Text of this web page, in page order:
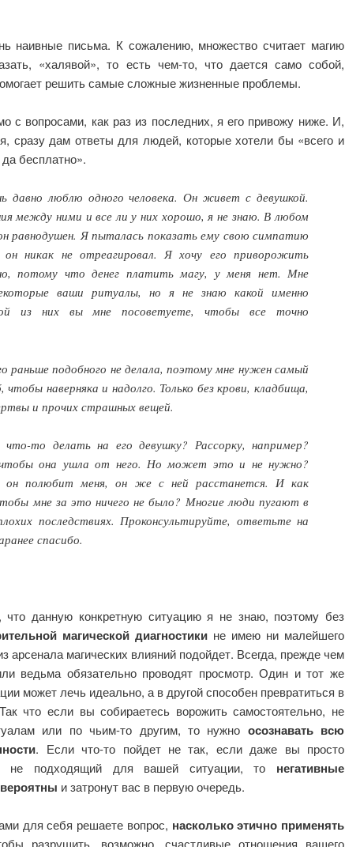
наивные письма. К сожалению, множество считает магию
«халявой», то есть чем-то, что дается само собой,
решить самые сложные жизненные проблемы.
с вопросами, как раз из последних, я его привожу ниже. И,
сразу дам ответы для людей, которые хотели бы «всего и
бесплатно».
давно люблю одного человека. Он живет с девушкой.
между ними и все ли у них хорошо, я не знаю. В любом
равнодушен. Я пыталась показать ему свою симпатию
никак не отреагировал. Я хочу его приворожить
потому что денег платить магу, у меня нет. Мне
ваши ритуалы, но я не знаю какой именно
из них вы мне посоветуете, чтобы все точно
раньше подобного не делала, поэтому мне нужен самый
чтобы наверняка и надолго. Только без крови, кладбища,
и прочих страшных вещей.
то делать на его девушку? Рассорку, например?
она ушла от него. Но может это и не нужно?
полюбит меня, он же с ней расстанется. И как
мне за это ничего не было? Многие люди пугают в
последствиях. Проконсультируйте, ответьте на
спасибо.
что данную конкретную ситуацию я не знаю, поэтому без
магической диагностики не имею ни малейшего
арсенала магических влияний подойдет. Всегда, прежде чем
ведьма обязательно проводят просмотр. Один и тот же
может лечь идеально, а в другой способен превратиться в
что если вы собираетесь ворожить самостоятельно, не
или по чьим-то другим, то нужно осознавать всю
. Если что-то пойдет не так, если даже вы просто
не подходящий для вашей ситуации, то негативные
и затронут вас в первую очередь.
для себя решаете вопрос, насколько этично применять
разрушить, возможно, счастливые отношения вашего